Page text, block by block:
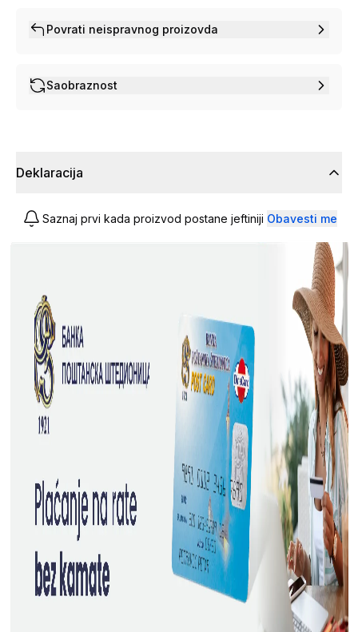
Povrati neispravnog proizovda
Saobraznost
Deklaracija
Saznaj prvi kada proizvod postane jeftiniji Obavesti me